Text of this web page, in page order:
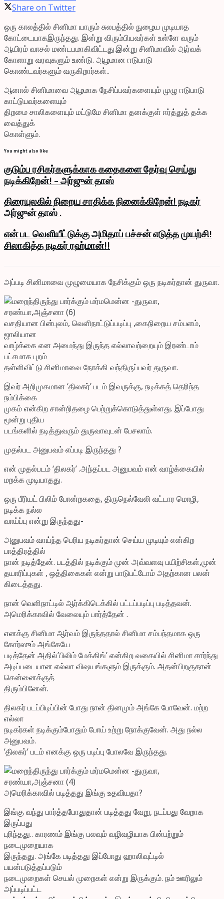
Share on Twitter
ஒரு காலத்தில் சினிமா யாரும் சுலபத்தில் நுழைய முடியாத
கோட்டையாகஇருந்தது. இன்று விரும்பியவர்கள் உள்ளே வரும்
ஆயிரம் வாசல் மண்டபமாகிவிட்டது.இன்று சினிமாவில் ஆர்வக்
கோளாறு வரவுகளும் உண்டு. ஆழமான ஈடுபாடு
கொண்டவர்களும் வருகிறார்கள்..
ஆனால் சினிமாவை ஆழமாக நேசிப்பவர்களையும் முழு ஈடுபாடு
காட்டுபவர்களையும்
திறமை சாலிகளையும் மட்டுமே சினிமா தனக்குள் ஈர்த்துத் தக்க
வைத்துக்
கொள்ளும்.
You might also like
குடும்ப ரசிகர்களுக்காக கதைகளை தேர்வு செய்து
நடிக்கிறேன்! – அர்ஜுன் தாஸ்
திரையுலகில் நிறைய சாதிக்க நினைக்கிறேன்! நடிகர்
அர்ஜுன் தாஸ் .
என் பட வெளியீட்டுக்கு அமிதாப் பச்சன் எடுத்த முயற்சி!
சிலாகித்த நடிகர் ரஹ்மான்!!
அப்படி சினிமாவை முழுமையாக நேசிக்கும் ஒரு நடிகர்தான் துருவா.
வசதியான பின்புலம், வெளிநாட்டுப்படிப்பு ,கைநிறைய சம்பளம்,
ஜாலியான
வாழ்க்கை என அமைந்து இருந்த எல்லாவற்றையும் இரண்டாம்
பட்சமாக புறம்
தள்ளிவிட்டு சினிமாவை நோக்கி வந்திருப்பவர் துருவா.
இவர் அறிமுகமான ‘திலகர்’ படம் இவருக்கு, நடிக்கத் தெரிந்த
நம்பிக்கை
முகம் என்கிற சான்றிதழை பெற்றுக்கொடுத்துள்ளது. இப்போது
மூன்று புதிய
படங்களில் நடித்துவரும் துருவாவுடன் பேசலாம்.
முதல்பட அனுபவம் எப்படி இருந்தது ?
என் முதல்படம் ‘திலகர்’ .அந்தப்பட அனுபவம் என் வாழ்க்கையில்
மறக்க முடியாதது.
ஒரு பீரியட் பிலிம் போன்றகதை, திருநெல்வேலி வட்டார மொழி,
நடிக்க நல்ல
வாய்ப்பு என்று இருந்தது-
அனுபவம் வாய்ந்த பெரிய நடிகர்தான் செய்ய முடியும் என்கிற
பாத்திரத்தில்
நான் நடித்தேன். படத்தில் நடிக்கும் முன் அவ்வளவு பயிற்சிகள்,முன்
தயாரிப்புகள் , ஒத்திகைகள் என்று பாடுபட்டோம் அதற்கான பலன்
கிடைத்தது.
நான் வெளிநாட்டில் ஆர்க்கிடெக்கில் பட்டப்படிப்பு படித்தவன்.
அமெரிக்காவில் வேலையும் பார்த்தேன் .
எனக்கு சினிமா ஆர்வம் இருந்ததால் சினிமா சம்பந்தமாக ஒரு
கோர்ஸும் அங்கேயே
படித்தேன் அதில்’பிலிம் மேக்கிங்’ என்கிற வகையில் சினிமா சார்ந்து
அடிப்படையான எல்லா விஷயங்களும் இருக்கும். அதன்பிறகுதான்
சென்னைக்குத்
திரும்பினேன்.
திலகர் படப்பிடிப்பின் போது நான் தினமும் அங்கே போவேன். மற்ற
எல்லா
நடிகர்கள் நடிக்கும்போதும் போய் உற்று நோக்குவேன். அது நல்ல
அனுபவம்.
‘திலகர்’ படம் எனக்கு ஒரு படிப்பு போலவே இருந்தது.
அமெரிக்காவில் படித்தது இங்கு உதவியதா?
இங்கு வந்து பார்த்தபோதுதான் படித்தது வேறு, நடப்பது வேறாக
இருப்பது
புரிந்தது.. காரணம் இங்கு பலவும் வழிவழியாக பின்பற்றும்
நடைமுறையாக
இருந்தது. அங்கே படித்தது இப்போது ஹாலிவுட்டில்
பயன்படுத்தப்படும்
நடைமுறைகள் செயல் முறைகள் என்று இருக்கும். நம் ஊரிலும்
அப்படிப்பட்ட